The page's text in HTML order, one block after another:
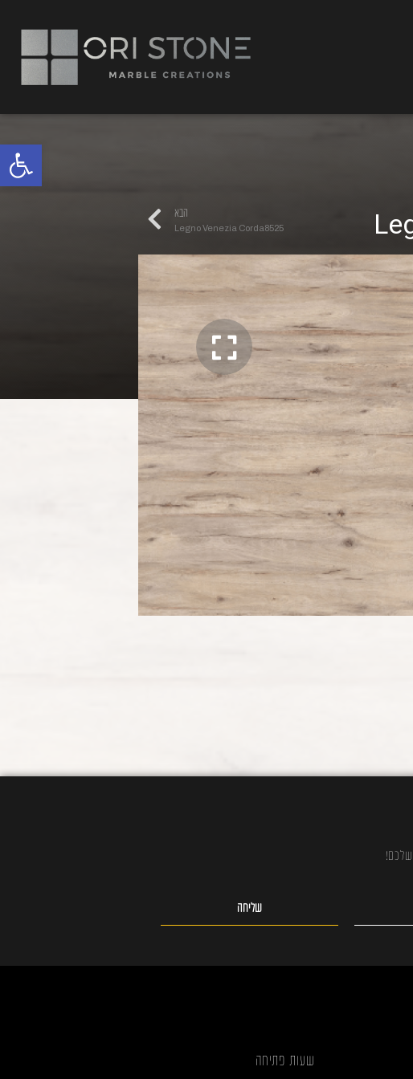
הבא
Legno Venezia Corda8525
שלכם!
שליחה
שעות פתיחה